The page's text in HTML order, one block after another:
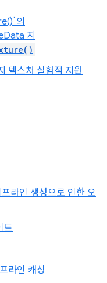
의
지
텍스처 실험적 지원
라인 생성으로 인한 오
트
라인 캐싱